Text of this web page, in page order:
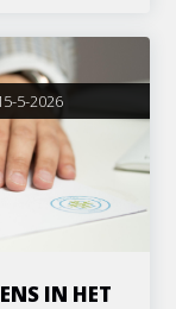
5-2026
IN HET